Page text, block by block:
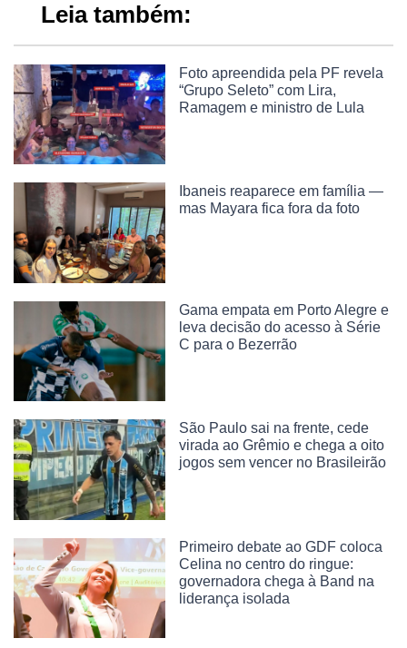
Leia também:
Foto apreendida pela PF revela
“Grupo Seleto” com Lira,
Ramagem e ministro de Lula
Ibaneis reaparece em família —
mas Mayara fica fora da foto
Gama empata em Porto Alegre e
leva decisão do acesso à Série
C para o Bezerrão
São Paulo sai na frente, cede
virada ao Grêmio e chega a oito
jogos sem vencer no Brasileirão
Primeiro debate ao GDF coloca
Celina no centro do ringue:
governadora chega à Band na
liderança isolada